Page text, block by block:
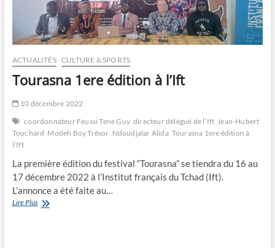
ACTUALITÉS CULTURE & SPORTS
Tourasna 1ere édition à l’Ift
10 décembre 2022
coordonnateur Feussi Tene Guy directeur délégué de l’Ift Jean-Hubert
Touchard Modeh Boy Trésor Ndoudjalar Alida Tourasna 1ere édition à
l’Ift
La première édition du festival “Tourasna” se tiendra du 16 au
17 décembre 2022 à l’Institut français du Tchad (Ift).
L’annonce a été faite au…
Lire PlusTourasna